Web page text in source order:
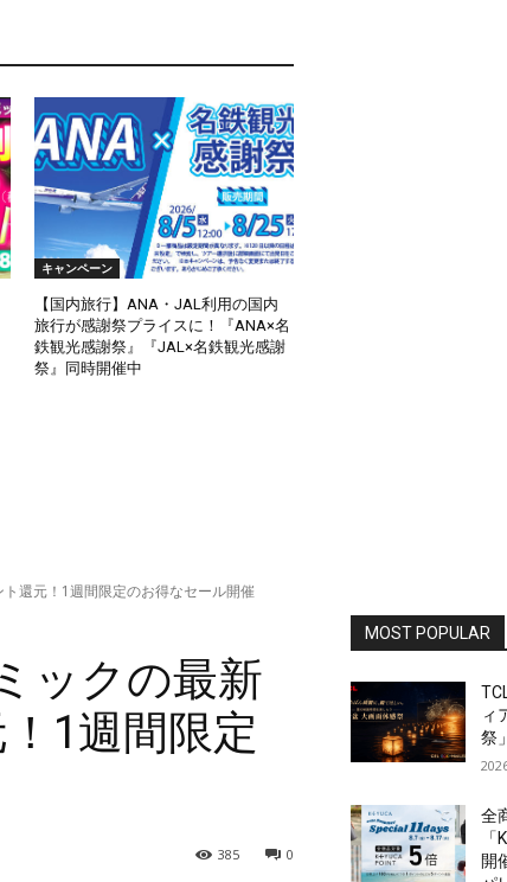
キャンペーン
【国内旅行】ANA・JAL利用の国内
旅行が感謝祭プライスに！『ANA×名
鉄観光感謝祭』『JAL×名鉄観光感謝
祭』同時開催中